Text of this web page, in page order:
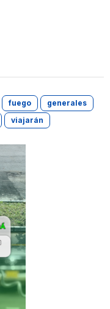
fuego
generales
viajarán